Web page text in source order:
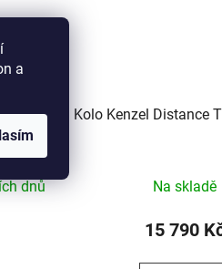
a
dnů
Kolo Kenzel Distance
Na skladě
15 790